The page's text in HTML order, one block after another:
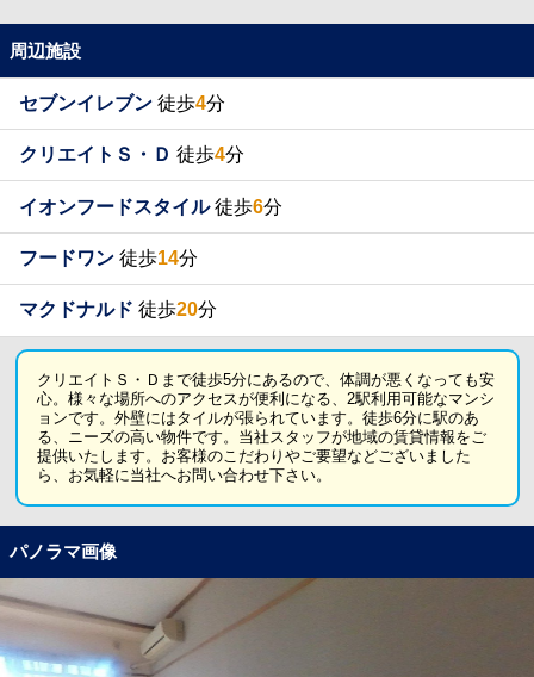
周辺施設
セブンイレブン 徒歩4分
クリエイトＳ・Ｄ 徒歩4分
イオンフードスタイル徒歩6分
フードワン 徒歩14分
マクドナルド 徒歩20分
クリエイトＳ・Ｄまで徒歩5分にあるので、体調が悪くなっても安
心。様々な場所へのアクセスが便利になる、2駅利用可能なマンシ
ョンです。外壁にはタイルが張られています。徒歩6分に駅のあ
る、ニーズの高い物件です。当社スタッフが地域の賃貸情報をご
提供いたします。お客様のこだわりやご要望などございました
ら、お気軽に当社へお問い合わせ下さい。
パノラマ画像